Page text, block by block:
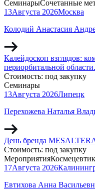
СеминарыСочетанные
13Августа 2026Москва
Колодий Анастасия
Калейдоскоп взглядов:
периорбитальной
Стоимость: под закупку
Семинары
13Августа 2026Липецк
Перехожева Наталья
День бренда
Стоимость: под закупку
Мероприятия
17Августа 2026
Евтихова Анна